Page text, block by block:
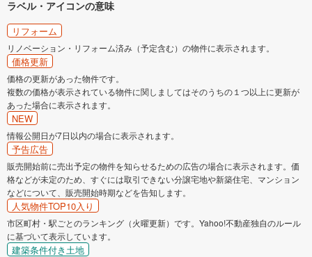
ラベル・アイコンの意味
リフォーム
リノベーション・リフォーム済み（予定含む）の物件に表示されます。
価格更新
価格の更新があった物件です。
複数の価格が表示されている物件に関しましてはそのうちの１つ以上に更新が
あった場合に表示されます。
NEW
情報公開日が7日以内の場合に表示されます。
予告広告
販売開始前に売出予定の物件を知らせるための広告の場合に表示されます。価
格などが未定のため、すぐには取引できない分譲宅地や新築住宅、マンション
などについて、販売開始時期などを告知します。
人気物件TOP10入り
市区町村・駅ごとのランキング（火曜更新）です。Yahoo!不動産独自のルール
に基づいて表示しています。
建築条件付き土地